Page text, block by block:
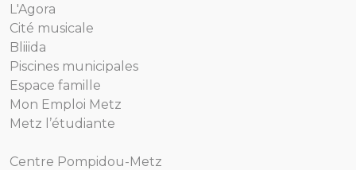
L'Agora
Cité musicale
Bliiida
Piscines municipales
Espace famille
Mon Emploi Metz
Metz l’étudiante
Centre Pompidou-Metz